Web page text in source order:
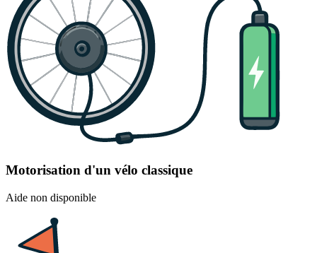
Motorisation d'un vélo classique
Aide non disponible